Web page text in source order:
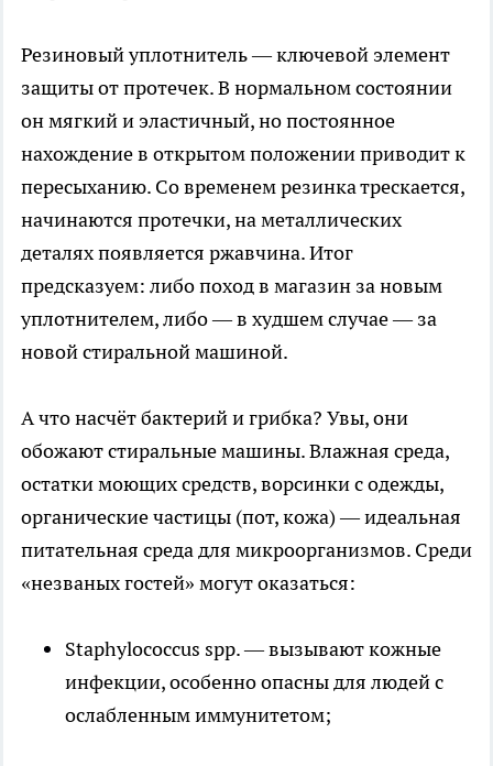
Резиновый уплотнитель — ключевой элемент
защиты от протечек. В нормальном состоянии
он мягкий и эластичный, но постоянное
нахождение в открытом положении приводит к
пересыханию. Со временем резинка трескается,
начинаются протечки, на металлических
деталях появляется ржавчина. Итог
предсказуем: либо поход в магазин за новым
уплотнителем, либо — в худшем случае — за
новой стиральной машиной.
А что насчёт бактерий и грибка? Увы, они
обожают стиральные машины. Влажная среда,
остатки моющих средств, ворсинки с одежды,
органические частицы (пот, кожа) — идеальная
питательная среда для микроорганизмов. Среди
«незваных гостей» могут оказаться:
Staphylococcus spp. — вызывают кожные
инфекции, особенно опасны для людей с
ослабленным иммунитетом;